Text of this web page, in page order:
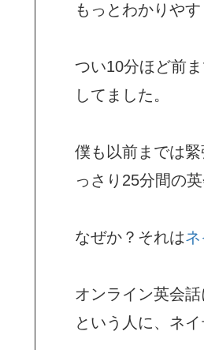
もっとわかりや
つい10分ほど前
してました。
僕も以前までは
っさり25分間の
なぜか？それは
オンライン英会
という人に、ネ